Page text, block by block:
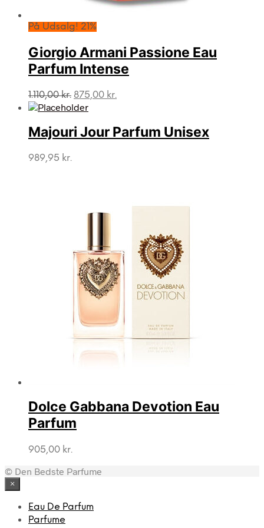
På Udsalg! 21%
Giorgio Armani Passione Eau
Parfum Intense
1.110,00kr. Den
oprindelige
var:
1.110,00 kr..
875,00 kr.
er:
875,00 kr..
Majouri Jour Parfum Unisex
989,95 kr.
Dolce Gabbana Devotion Eau
Parfum
905,00 kr.
© Den Bedste Parfume
×
Eau De Parfum
Parfume